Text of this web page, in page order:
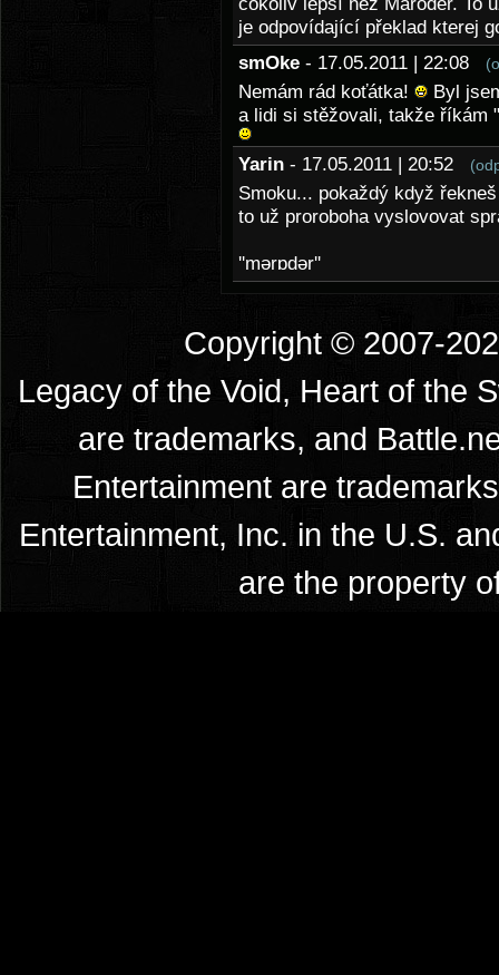
je odpovídající překlad kterej
smOke - 17.05.2011 | 22:08
Nemám rád koťátka!
Byl
a lidi si stěžovali, takže říkám
Yarin - 17.05.2011 | 20:52
Smoku... pokaždý když
to už proroboha vyslovovat
''mərɒdər''
Copyright © 2007-
Legacy of the Void, Heart of the
are trademarks, and
Entertainment are
Entertainment, Inc. in the U.S.
are the property